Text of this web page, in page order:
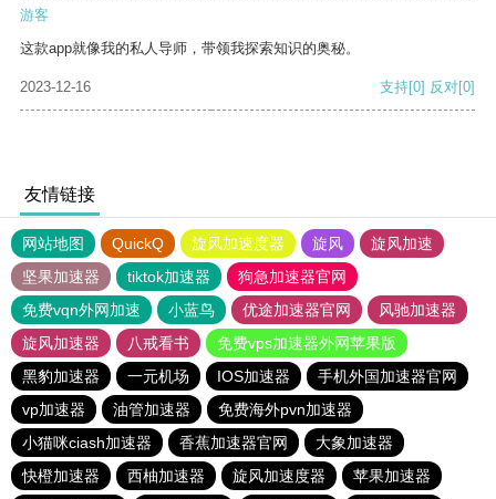
游客
这款app就像我的私人导师，带领我探索知识的奥秘。
2023-12-16 支持[0] 反对[0]
友情链接
网站地图 QuickQ 旋风加速度器 旋风
旋风加速
坚果加速器
tiktok加速器
狗急加速器官网
免费vqn外网加速
小蓝鸟 优途加速器官网
风驰加速器
旋风加速器
八戒看书
免费vps加速器外网苹果版
黑豹加速器
一元机场 IOS加速器
手机外国加速器官网
vp加速器
油管加速器
免费海外pvn加速器
小猫咪ciash加速器
香蕉加速器官网
大象加速器
快橙加速器
西柚加速器 旋风加速度器
苹果加速器